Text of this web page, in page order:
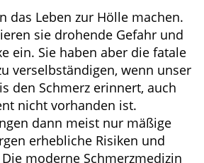
das Leben zur Hölle machen.
sie drohende Gefahr und
ein. Sie haben aber die fatale
verselbständigen, wenn unser
den Schmerz erinnert, auch
nicht vorhanden ist.
dann meist nur mäßige
erhebliche Risiken und
moderne Schmerzmedizin